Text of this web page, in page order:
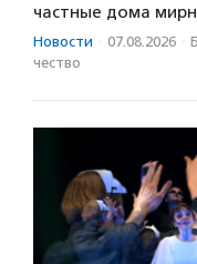
частные дома
Новости · 07.08.2026 ·
чест­во